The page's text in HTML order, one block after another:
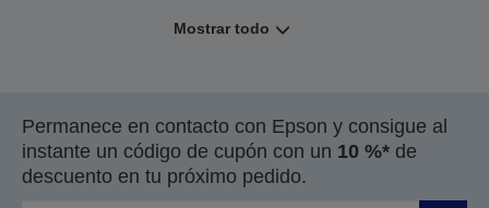
Mostrar todo
Permanece en contacto con Epson y consigue al
instante un código de cupón con un 10 %* de
descuento en tu próximo pedido.